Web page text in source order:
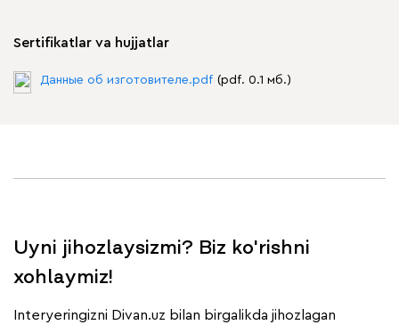
Sertifikatlar va hujjatlar
Данные об изготовителе.pdf (pdf. 0.1 мб.)
Uyni jihozlaysizmi? Biz ko'rishni
xohlaymiz!
Interyeringizni Divan.uz bilan birgalikda jihozlagan